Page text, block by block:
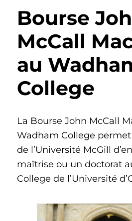
Bourse
McCall
au
College
La Bourse John McCall
Wadham College
de l’Université McGill
maîtrise ou un doctorat
College de l’Université